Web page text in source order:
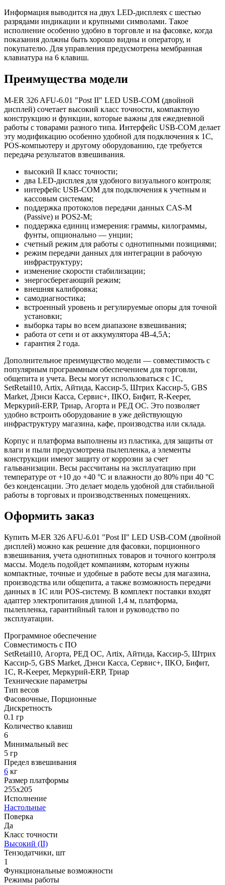
Информация выводится на двух LED-дисплеях с шестью
разрядами индикации и крупными символами. Такое
исполнение особенно удобно в торговле и на фасовке, когда
показания должны быть хорошо видны и оператору, и
покупателю. Для управления предусмотрена мембранная
клавиатура на 6 клавиш.
Преимущества модели
M-ER 326 AFU-6.01 "Post II" LED USB-COM (двойной
дисплей) сочетает высокий класс точности, компактную
конструкцию и функции, которые важны для ежедневной
работы с товарами разного типа. Интерфейс USB-COM делает
эту модификацию особенно удобной для подключения к 1С,
POS-компьютеру и другому оборудованию, где требуется
передача результатов взвешивания.
высокий II класс точности;
два LED-дисплея для удобного визуального контроля;
интерфейс USB-COM для подключения к учетным и
кассовым системам;
поддержка протоколов передачи данных CAS-M
(Passive) и POS2-M;
поддержка единиц измерения: граммы, килограммы,
фунты, опционально — унции;
счетный режим для работы с однотипными позициями;
режим передачи данных для интеграции в рабочую
инфраструктуру;
изменение скорости стабилизации;
энергосберегающий режим;
внешняя калибровка;
самодиагностика;
встроенный уровень и регулируемые опоры для точной
установки;
выборка тары во всем диапазоне взвешивания;
работа от сети и от аккумулятора 4В-4,5А;
гарантия 2 года.
Дополнительное преимущество модели — совместимость с
популярным программным обеспечением для торговли,
общепита и учета. Весы могут использоваться с 1С,
SetRetail10, Artix, Айтида, Кассир-5, Штрих Кассир-5, GBS
Market, Дэнси Касса, Сервис+, IIKO, Бифит, R-Keeper,
Меркурий-ERP, Триар, Агорта и РЕД ОС. Это позволяет
удобно встроить оборудование в уже действующую
инфраструктуру магазина, кафе, производства или склада.
Корпус и платформа выполнены из пластика, для защиты от
влаги и пыли предусмотрена пылепленка, а элементы
конструкции имеют защиту от коррозии за счет
гальванизации. Весы рассчитаны на эксплуатацию при
температуре от +10 до +40 °C и влажности до 80% при 40 °C
без конденсации. Это делает модель удобной для стабильной
работы в торговых и производственных помещениях.
Оформить заказ
Купить M-ER 326 AFU-6.01 "Post II" LED USB-COM (двойной
дисплей) можно как решение для фасовки, порционного
взвешивания, учета однотипных товаров и точного контроля
массы. Модель подойдет компаниям, которым нужны
компактные, точные и удобные в работе весы для магазина,
производства или общепита, а также возможность передачи
данных в 1С или POS-систему. В комплект поставки входят
адаптер электропитания длиной 1,4 м, платформа,
пылепленка, гарантийный талон и руководство по
эксплуатации.
Программное обеспечение
Совместимость с ПО
SetRetail10, Агорта, РЕД ОС, Artix, Айтида, Кассир-5, Штрих
Кассир-5, GBS Market, Дэнси Касса, Сервис+, IIKO, Бифит,
1С, R-Keeper, Меркурий-ERP, Триар
Технические параметры
Тип весов
Фасовочные, Порционные
Дискретность
0.1 гр
Количество клавиш
6
Минимальный вес
5 гр
Предел взвешивания
6 кг
Размер платформы
255х205
Исполнение
Настольные
Поверка
Да
Класс точности
Высокий (II)
Тензодатчики, шт
1
Функциональные возможности
Режимы работы